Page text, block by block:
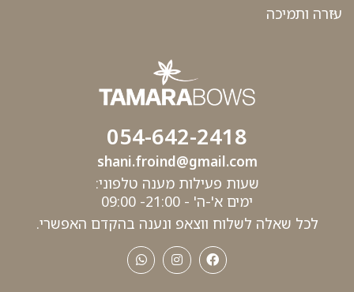
עזרה ותמיכה
054-642-2418
shani.froind@gmail.com
שעות פעילות מענה טלפוני:
ימים א'-ה' - 21:00- 09:00
לכל שאלה לשלוח ווצאפ ונענה בהקדם האפשרי.